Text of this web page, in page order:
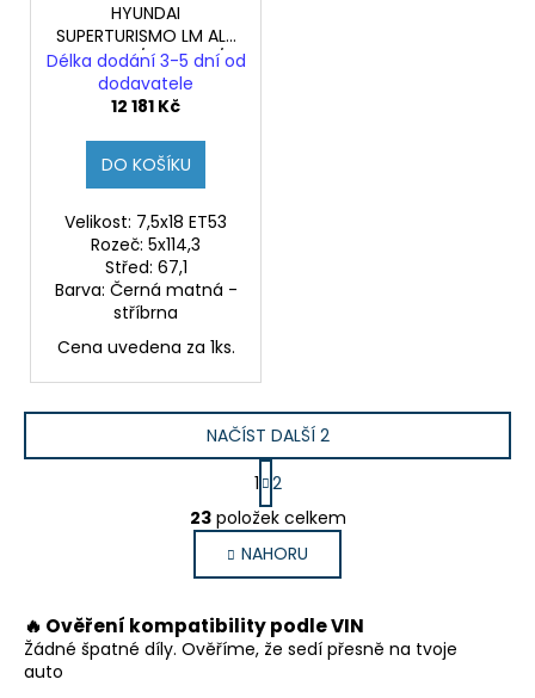
HYUNDAI
SUPERTURISMO LM ALU
18", I30N / KONA N /
I20N (Originál)
Délka dodání 3-5 dní od
dodavatele
12 181 Kč
DO KOŠÍKU
Velikost: 7,5x18 ET53
Rozeč: 5x114,3
Střed: 67,1
Barva: Černá matná -
stříbrna
Cena uvedena za 1ks.
O
v
l
á
a
c
NAČÍST DALŠÍ 2
S
t
r
á
n
k
v
á
1 2
23položek celkem
NAHORU
🔥 Ověření kompatibility podle VIN
Žádné špatné díly. Ověříme, že sedí přesně na tvoje
auto